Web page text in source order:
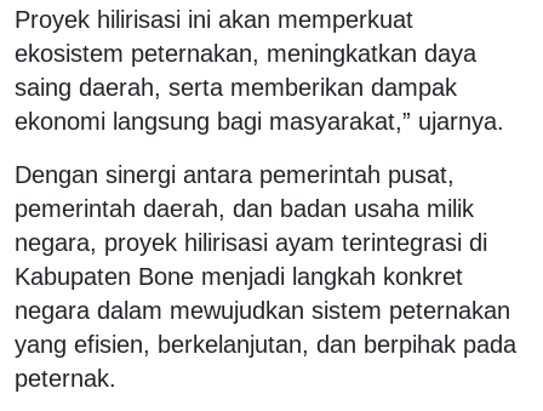
Proyek hilirisasi ini akan memperkuat
ekosistem peternakan, meningkatkan daya
saing daerah, serta memberikan dampak
ekonomi langsung bagi masyarakat,” ujarnya.
Dengan sinergi antara pemerintah pusat,
pemerintah daerah, dan badan usaha milik
negara, proyek hilirisasi ayam terintegrasi di
Kabupaten Bone menjadi langkah konkret
negara dalam mewujudkan sistem peternakan
yang efisien, berkelanjutan, dan berpihak pada
peternak.